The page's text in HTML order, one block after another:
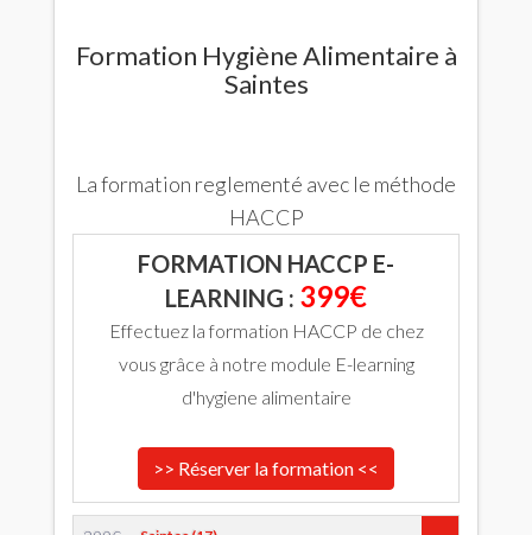
Formation Hygiène Alimentaire à
Saintes
La formation reglementé avec le méthode
HACCP
FORMATION HACCP E-
LEARNING : 399€
Effectuez la formation HACCP de chez
vous grâce à notre module E-learning
d'hygiene alimentaire
>> Réserver la formation <<